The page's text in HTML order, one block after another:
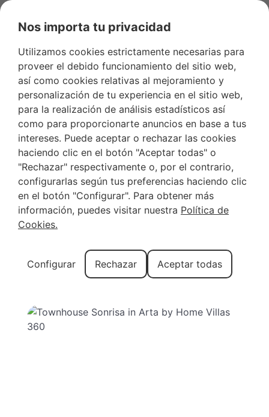
Alquiler casa en
Artá
MALLORCA
¿Buscas un rincón de la isla más tranquilo?
¡Hospédate en el interior! Encuentra el mejor
+ INFO
Nos importa tu privacidad
Utilizamos cookies estrictamente necesarias para
proveer el debido funcionamiento del sitio web,
así como cookies relativas al mejoramiento y
personalización de tu experiencia en el sitio web,
para la realización de análisis estadísticos así
como para proporcionarte anuncios en base a tus
intereses. Puede aceptar o rechazar las cookies
haciendo clic en el botón "Aceptar todas" o
"Rechazar" respectivamente o, por el contrario,
configurarlas según tus preferencias haciendo clic
en el botón "Configurar". Para obtener más
información, puedes visitar nuestra Política de
Cookies.
Configurar Rechazar Aceptar todas